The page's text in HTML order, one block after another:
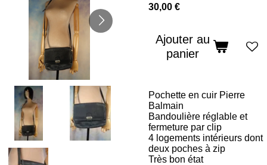
30,00 €
Ajouter au
panier
Pochette en cuir Pierre
Balmain
Bandoulière réglable et
fermeture par clip
4 logements intérieurs dont
deux poches à zip
Très bon état